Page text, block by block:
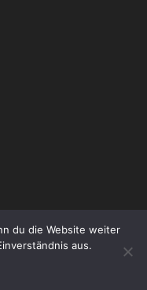
du die Website weiter
aus.